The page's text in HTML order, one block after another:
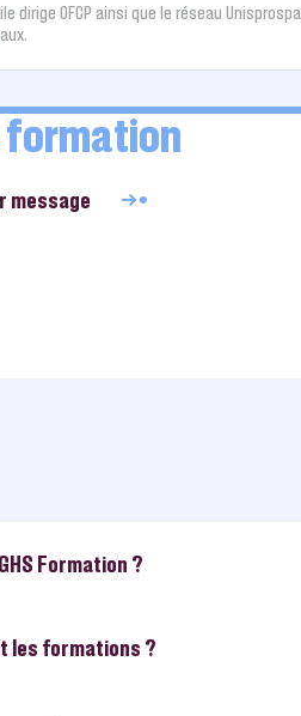
dirige OFCP ainsi que le réseau
formation
message
Formation ?
les formations ?